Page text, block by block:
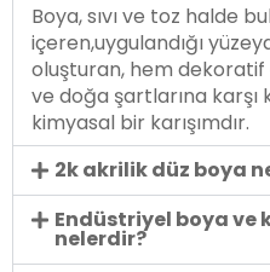
Boya, sıvı ve toz halde
içeren,uygulandığı
oluşturan, hem
ve doğa şartlarına
kimyasal bir karışımdır.
2k akrilik düz boya
Endüstriyel boya ve
nelerdir?